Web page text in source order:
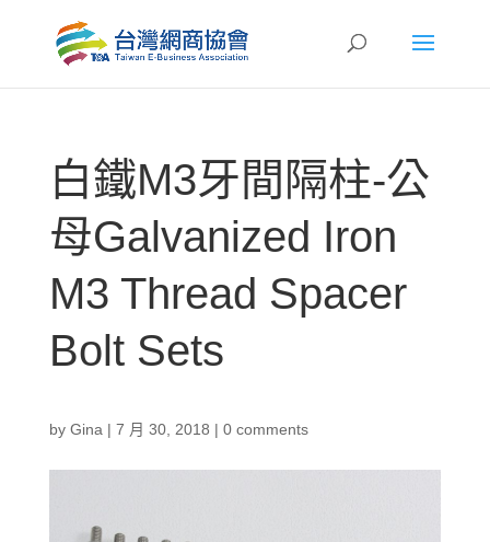
白鐵M3牙間隔柱-公
母Galvanized Iron
M3 Thread Spacer
Bolt Sets
by Gina | 7 月 30, 2018 | 0 comments